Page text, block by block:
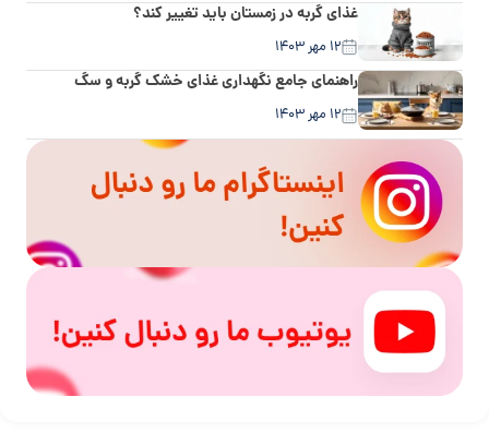
غذای گربه در زمستان باید تغییر کند؟
۱۲ مهر ۱۴۰۳
راهنمای جامع نگهداری غذای خشک گربه و سگ
۱۲ مهر ۱۴۰۳